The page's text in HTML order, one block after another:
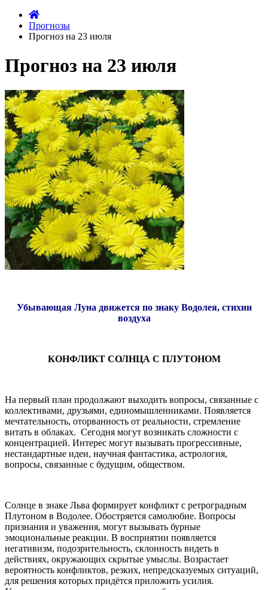
Прогнозы
Прогноз на 23 июля
Прогноз на 23 июля
Убывающая Луна движется по знаку Водолея, стихии
воздуха
КОНФЛИКТ СОЛНЦА С ПЛУТОНОМ
На первый план продолжают выходить вопросы, связанные с
коллективами, друзьями, единомышленниками. Появляется
мечтательность, оторванность от реальности, стремление
витать в облаках. Сегодня могут возникать сложности с
концентрацией. Интерес могут вызывать прогрессивные,
нестандартные идеи, научная фантастика, астрология,
вопросы, связанные с будущим, обществом.
Солнце в знаке Льва формирует конфликт с ретроградным
Плутоном в Водолее. Обостряется самолюбие. Вопросы
признания и уважения, могут вызывать бурные
эмоциональные реакции. В восприятии появляется
негативизм, подозрительность, склонность видеть в
действиях, окружающих скрытые умыслы. Возрастает
вероятность конфликтов, резких, непредсказуемых ситуаций,
для решения которых придётся приложить усилия.